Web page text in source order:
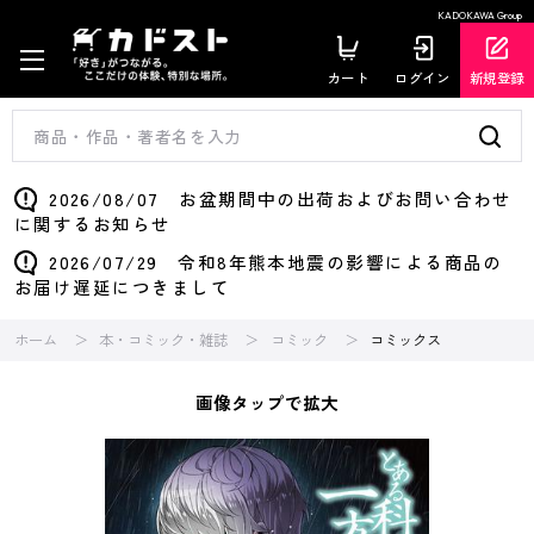
KADOKAWA Group
カート ログイン 新規登録
2026/08/07 お盆期間中の出荷およびお問い合わせ
に関するお知らせ
2026/07/29 令和8年熊本地震の影響による商品の
お届け遅延につきまして
ホーム 本・コミック・雑誌 コミック コミックス
画像タップで拡大